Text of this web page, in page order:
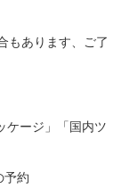
もあります、ご了
ケージ」「国内ツ
予約